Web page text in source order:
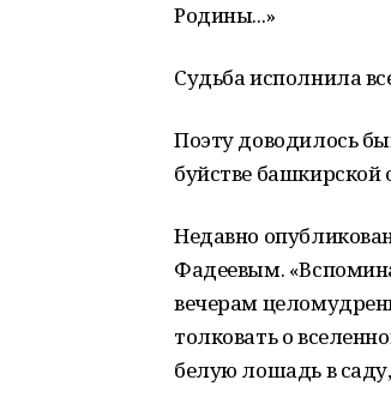
Родины...»
Судьба исполнила
Поэту доводилось
буйстве башкирской
Недавно
Фадеевым.
вечерам
толковать о
белую лошадь в